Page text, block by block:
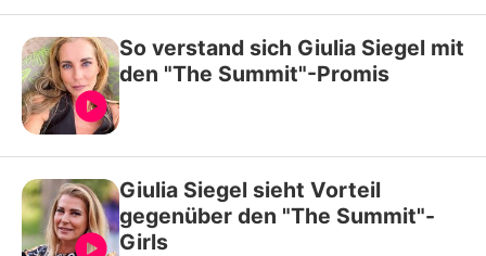
So verstand sich Giulia Siegel mit
den "The Summit"-Promis
Giulia Siegel sieht Vorteil
gegenüber den "The Summit"-
Girls